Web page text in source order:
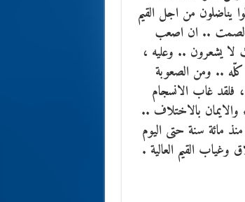
يناضلون من اجل القيم
الصمت .. ان اصعب
لا يشعرون .. وعليه ،
كلّه .. ومن الصعوبة
فلقد غاب الانسجام
والايمان بالاختلاف ..
منذ مائة سنة حتى اليوم
القيم العالية .